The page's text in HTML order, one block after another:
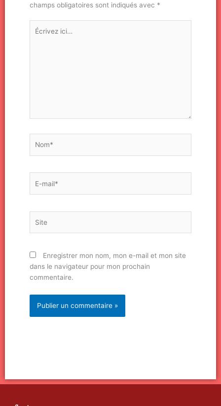
champs obligatoires sont indiqués avec *
Écrivez
ici…
mail*
Enregistrer mon nom, mon e-mail et mon site
dans le navigateur pour mon prochain
commentaire.